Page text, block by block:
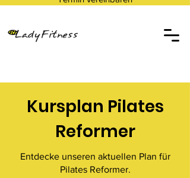
Kursplan Pilates
Reformer
Entdecke unseren aktuellen Plan für
Pilates Reformer.